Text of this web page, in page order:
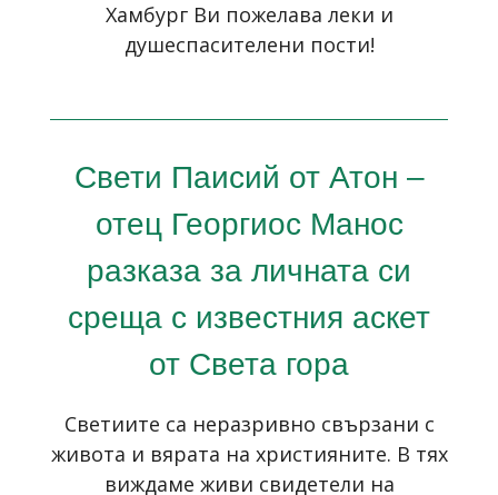
Хамбург Ви пожелава леки и
душеспасителени пости!
Свети Паисий от Атон –
отец Георгиос Манос
разказa за личната си
среща с известния аскет
от Света гора
Светиите са неразривно свързани с
живота и вярата на християните. В тях
виждаме живи свидетели на